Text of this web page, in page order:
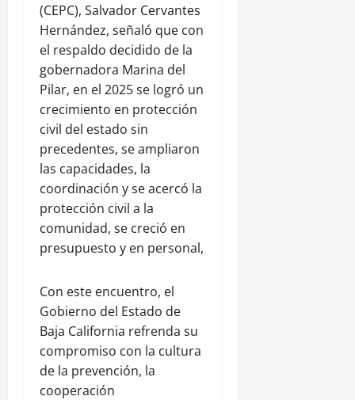
(CEPC), Salvador Cervantes
Hernández, señaló que con
el respaldo decidido de la
gobernadora Marina del
Pilar, en el 2025 se logró un
crecimiento en protección
civil del estado sin
precedentes, se ampliaron
las capacidades, la
coordinación y se acercó la
protección civil a la
comunidad, se creció en
presupuesto y en personal,
Con este encuentro, el
Gobierno del Estado de
Baja California refrenda su
compromiso con la cultura
de la prevención, la
cooperación